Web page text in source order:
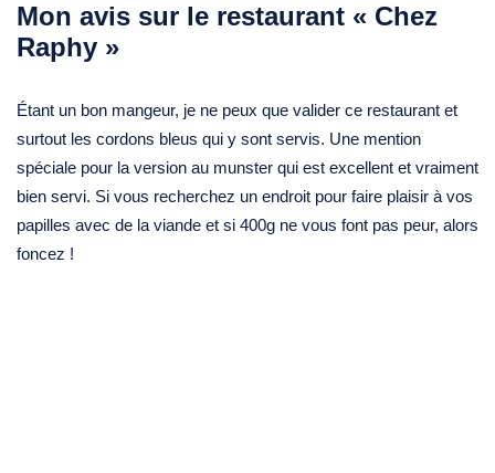
Mon avis sur le restaurant « Chez
Raphy »
Étant un bon mangeur, je ne peux que valider ce restaurant et
surtout les cordons bleus qui y sont servis. Une mention
spéciale pour la version au munster qui est excellent et vraiment
bien servi. Si vous recherchez un endroit pour faire plaisir à vos
papilles avec de la viande et si 400g ne vous font pas peur, alors
foncez !